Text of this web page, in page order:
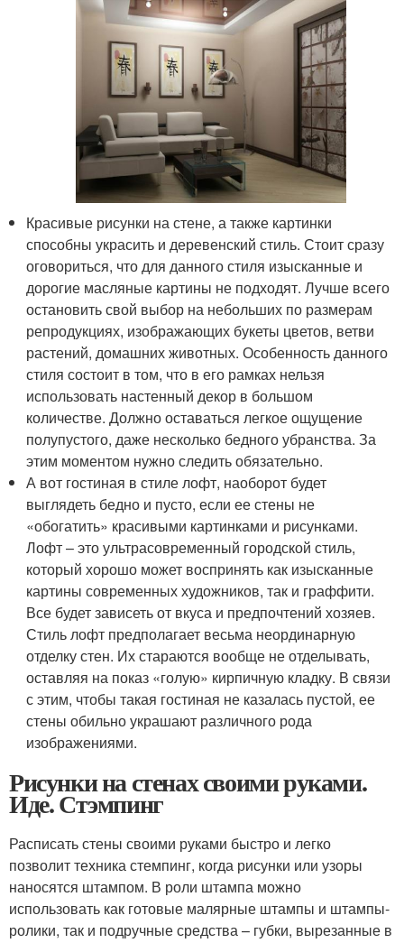
Красивые рисунки на стене, а также картинки
способны украсить и деревенский стиль. Стоит сразу
оговориться, что для данного стиля изысканные и
дорогие масляные картины не подходят. Лучше всего
остановить свой выбор на небольших по размерам
репродукциях, изображающих букеты цветов, ветви
растений, домашних животных. Особенность данного
стиля состоит в том, что в его рамках нельзя
использовать настенный декор в большом
количестве. Должно оставаться легкое ощущение
полупустого, даже несколько бедного убранства. За
этим моментом нужно следить обязательно.
А вот гостиная в стиле лофт, наоборот будет
выглядеть бедно и пусто, если ее стены не
«обогатить» красивыми картинками и рисунками.
Лофт – это ультрасовременный городской стиль,
который хорошо может воспринять как изысканные
картины современных художников, так и граффити.
Все будет зависеть от вкуса и предпочтений хозяев.
Стиль лофт предполагает весьма неординарную
отделку стен. Их стараются вообще не отделывать,
оставляя на показ «голую» кирпичную кладку. В связи
с этим, чтобы такая гостиная не казалась пустой, ее
стены обильно украшают различного рода
изображениями.
Рисунки на стенах своими руками.
Иде. Стэмпинг
Расписать стены своими руками быстро и легко
позволит техника стемпинг, когда рисунки или узоры
наносятся штампом. В роли штампа можно
использовать как готовые малярные штампы и штампы-
ролики, так и подручные средства – губки, вырезанные в